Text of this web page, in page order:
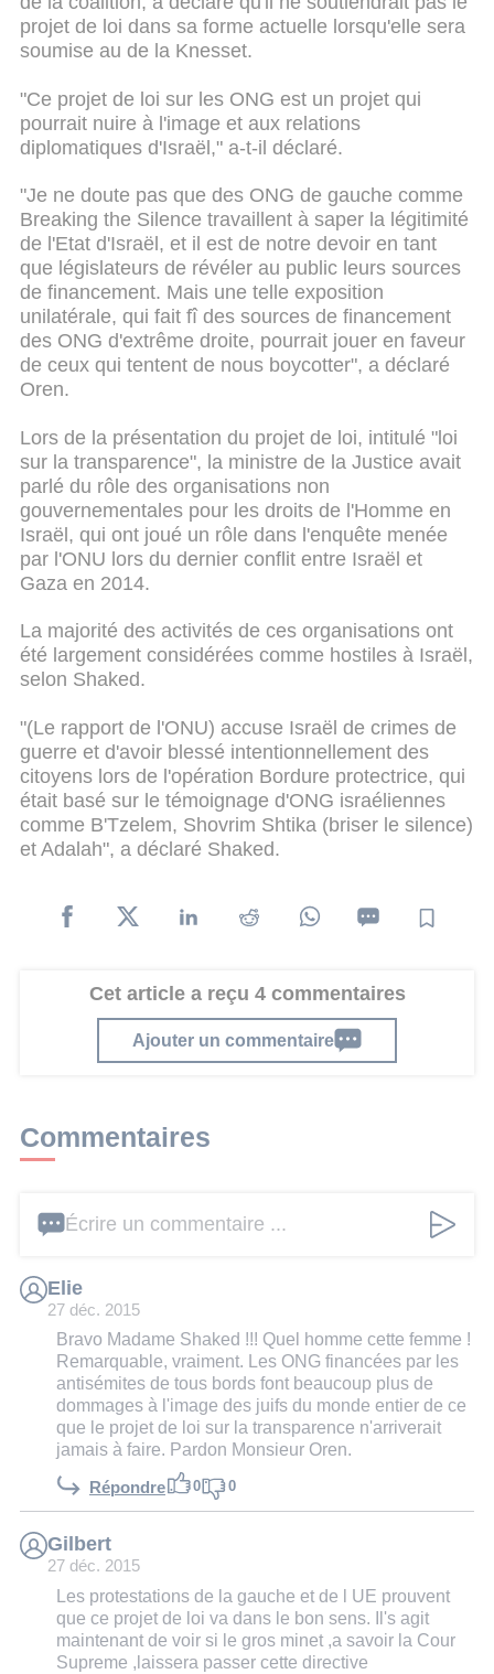
projet de loi dans sa forme actuelle lorsqu'elle sera
soumise au de la Knesset.
"Ce projet de loi sur les ONG est un projet qui
pourrait nuire à l'image et aux relations
diplomatiques d'Israël," a-t-il déclaré.
"Je ne doute pas que des ONG de gauche comme
Breaking the Silence travaillent à saper la légitimité
de l'Etat d'Israël, et il est de notre devoir en tant
que législateurs de révéler au public leurs sources
de financement. Mais une telle exposition
unilatérale, qui fait fî des sources de financement
des ONG d'extrême droite, pourrait jouer en faveur
de ceux qui tentent de nous boycotter", a déclaré
Oren.
Lors de la présentation du projet de loi, intitulé "loi
sur la transparence", la ministre de la Justice avait
parlé du rôle des organisations non
gouvernementales pour les droits de l'Homme en
Israël, qui ont joué un rôle dans l'enquête menée
par l'ONU lors du dernier conflit entre Israël et
Gaza en 2014.
La majorité des activités de ces organisations ont
été largement considérées comme hostiles à Israël,
selon Shaked.
"(Le rapport de l'ONU) accuse Israël de crimes de
guerre et d'avoir blessé intentionnellement des
citoyens lors de l'opération Bordure protectrice, qui
était basé sur le témoignage d'ONG israéliennes
comme B'Tzelem, Shovrim Shtika (briser le silence)
et Adalah", a déclaré Shaked.
Cet article a reçu 4 commentaires
Ajouter un commentaire
Commentaires
Écrire un commentaire ...
Elie
27 déc. 2015
Bravo Madame Shaked !!! Quel homme cette femme !
Remarquable, vraiment. Les ONG financées par les
antisémites de tous bords font beaucoup plus de
dommages à l'image des juifs du monde entier de ce
que le projet de loi sur la transparence n'arriverait
jamais à faire. Pardon Monsieur Oren.
Répondre 0 0
Gilbert
27 déc. 2015
Les protestations de la gauche et de l UE prouvent
que ce projet de loi va dans le bon sens. Il's agit
maintenant de voir si le gros minet ,a savoir la Cour
Supreme ,laissera passer cette directive